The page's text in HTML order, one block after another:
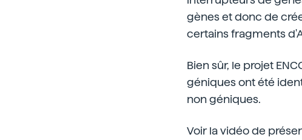
gènes et donc de
certains fragments
Bien sûr, le projet
géniques ont été
non géniques.
Voir la vidéo de